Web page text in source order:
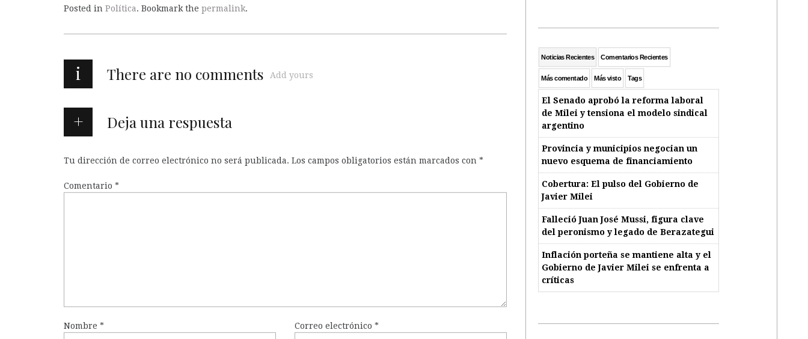
Posted in Política. Bookmark the permalink.
i There are no comments Add yours
Deja una respuesta
Tu dirección de correo electrónico no será publicada. Los campos obligatorios están marcados con *
Comentario *
Nombre * Correo electrónico*
Noticias Recientes Comentarios Recientes
Más comentado Más visto Tags
El Senado aprobó la reforma laboral
de Milei y tensiona el modelo sindical
argentino
Provincia y municipios negocian un
nuevo esquema de financiamiento
Cobertura: El pulso del Gobierno de
Javier Milei
Falleció Juan José Mussi, figura clave
del peronismo y legado de Berazategui
Inflación porteña se mantiene alta y el
Gobierno de Javier Milei se enfrenta a
críticas